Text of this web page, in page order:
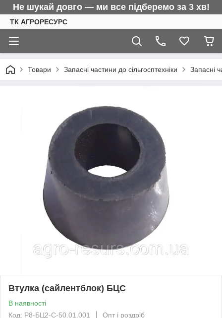
Не шукай довго — ми все підберемо за 3 хв!
ТК АГРОРЕСУРС
Товари Запасні частини до сільгосптехніки Запасні
Втулка (сайлентблок) БЦС
В наявності
Код: Р8-БЦ2-С-50.01.001
Опт і роздріб